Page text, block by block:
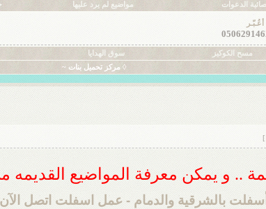
الدعوات مواضيع لم يرد عليها
مسح الكوكيز سوق الهدايا
◊ مركز تحميل بنات ~
.. و يمكن معرفة المواضيع
بالشرقية والدمام - عمل اسفلت اتصل الآن: